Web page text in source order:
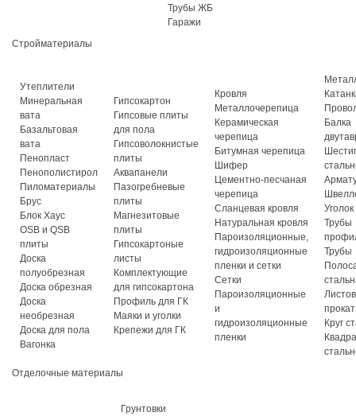
Трубы ЖБ
Гаражи
Стройматериалы
Утеплители
Минеральная
вата
Базальтовая
вата
Пенопласт
Пенополистирол
Пиломатериалы
Брус
Блок Хаус
OSB и QSB
плиты
Доска
полуобрезная
Доска обрезная
Доска
необрезная
Доска для пола
Вагонка
Гипсокартон
Гипсовые плиты
для пола
Гипсоволокнистые
плиты
Аквапанели
Пазогребневые
плиты
Магнезитовые
плиты
Гипсокартоные
листы
Комплектующие
для гипсокартона
Профиль для ГК
Маяки и уголки
Крепежи для ГК
Кровля
Металлочерепица
Керамическая
черепица
Битумная черепица
Шифер
Цементно-песчаная
черепица
Сланцевая кровля
Натуральная кровля
Пароизоляционные,
гидроизоляционные
пленки и сетки
Сетки
Пароизоляционные
и
гидроизоляционные
пленки
Балка
Уголок
Трубы
Трубы
прокат
Круг
Отделочные материалы
Грунтовки